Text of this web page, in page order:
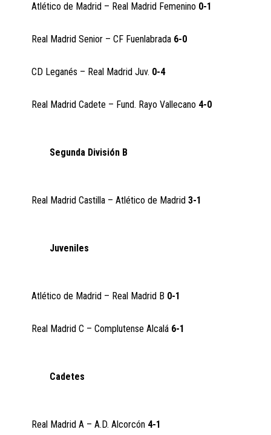
Atlético de Madrid – Real Madrid Femenino 0-1
Real Madrid Senior – CF Fuenlabrada 6-0
CD Leganés – Real Madrid Juv. 0-4
Real Madrid Cadete – Fund. Rayo Vallecano 4-0
Segunda División B
Real Madrid Castilla – Atlético de Madrid3-1
Juveniles
Atlético de Madrid – Real Madrid B 0-1
Real Madrid C – Complutense Alcalá 6-1
Cadetes
Real Madrid A – A.D. Alcorcón 4-1